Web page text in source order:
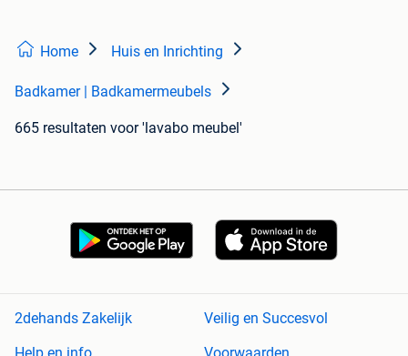
Home Huis en Inrichting
Badkamer | Badkamermeubels
665 resultaten voor 'lavabo meubel'
2dehands Zakelijk
Veilig en Succesvol